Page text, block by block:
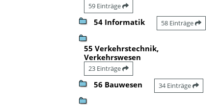
59 Einträge
54 Informatik 58 Einträge
55 Verkehrstechnik,
Verkehrswesen
23 Einträge
56 Bauwesen 34 Einträge